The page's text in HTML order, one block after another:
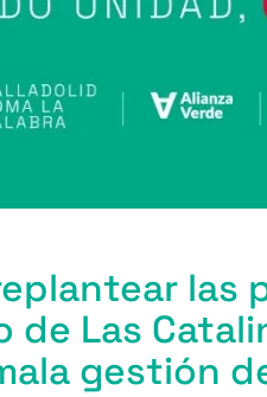
de Las
gestión